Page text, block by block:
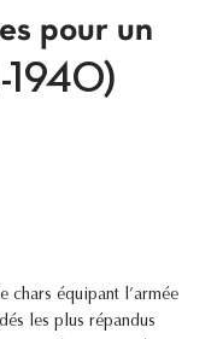
pour un
1940)
chars équipant l’armée
les plus répandus